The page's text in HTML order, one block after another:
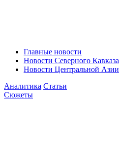
Главные новости
Новости Северного Кавказа
Новости Центральной Азии
Аналитика Статьи
Сюжеты